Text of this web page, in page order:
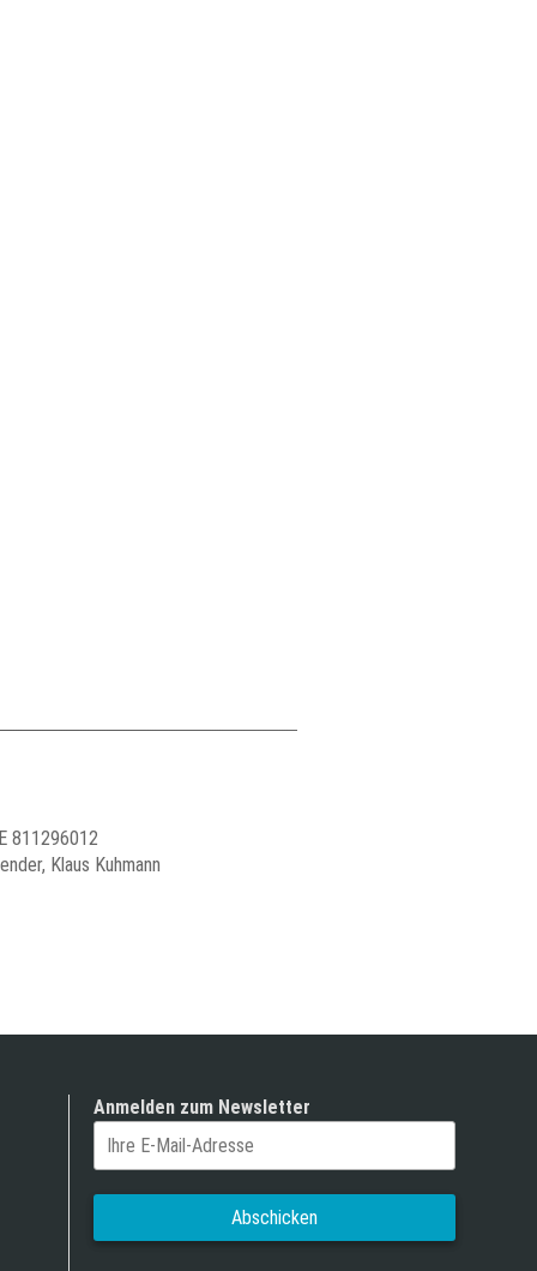
811296012
Klaus Kuhmann
Anmelden zum Newsletter